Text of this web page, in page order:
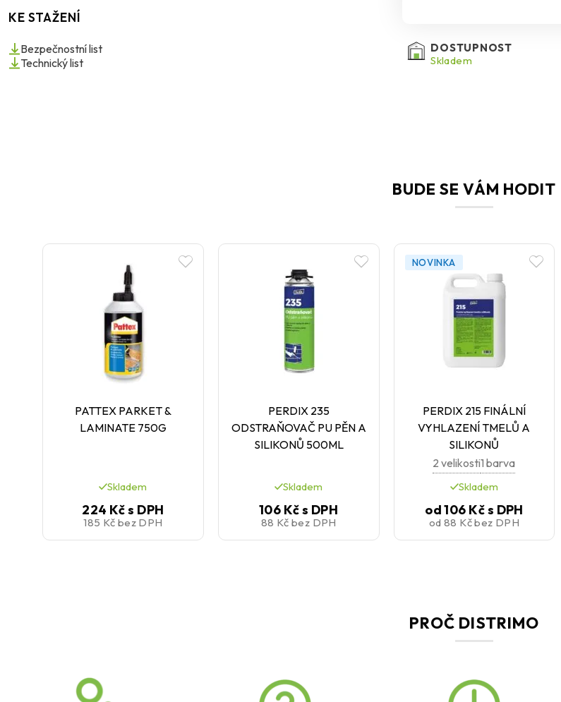
KE STAŽENÍ
Bezpečnostní list
Technický list
DOSTUPNOST
Skladem
BUDE SE VÁM HODIT
PATTEX PARKET &
LAMINATE 750G
Skladem
224 Kčs DPH
185 Kč bez DPH
PERDIX 235
ODSTRAŇOVAČ PU PĚN A
SILIKONŮ 500ML
Skladem
106 Kčs DPH
88 Kč bez DPH
NOVINKA
PERDIX 215 FINÁLNÍ
VYHLAZENÍ TMELŮ A
SILIKONŮ
2 velikosti1 barva
Skladem
od106 Kčs DPH
od 88 Kčbez DPH
PROČ DISTRIMO